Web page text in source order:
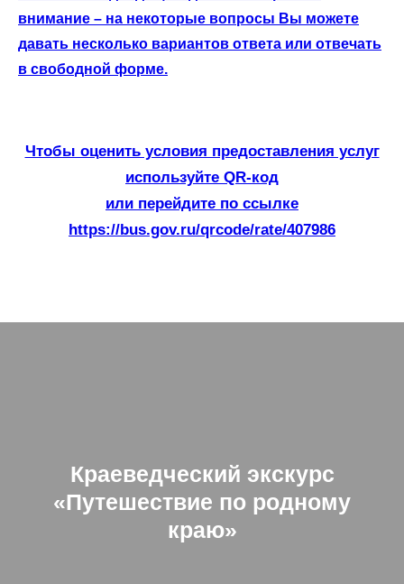
внимание – на некоторые вопросы Вы можете
давать несколько вариантов ответа или отвечать
в свободной форме.
Чтобы оценить условия предоставления услуг
используйте QR-код
или перейдите по ссылке
https://bus.gov.ru/qrcode/rate/407986
Краеведческий экскурс
«Путешествие по родному
краю»